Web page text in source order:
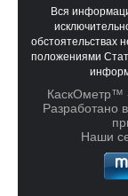
Вся
обстоятельствах
положениями
КаскОметр™
Разработано в
Наши